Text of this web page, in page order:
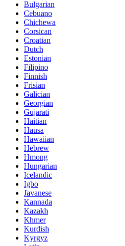
Bulgarian
Cebuano
Chichewa
Corsican
Croatian
Dutch
Estonian
Filipino
Finnish
Frisian
Galician
Georgian
Gujarati
Haitian
Hausa
Hawaiian
Hebrew
Hmong
Hungarian
Icelandic
Igbo
Javanese
Kannada
Kazakh
Khmer
Kurdish
Kyrgyz